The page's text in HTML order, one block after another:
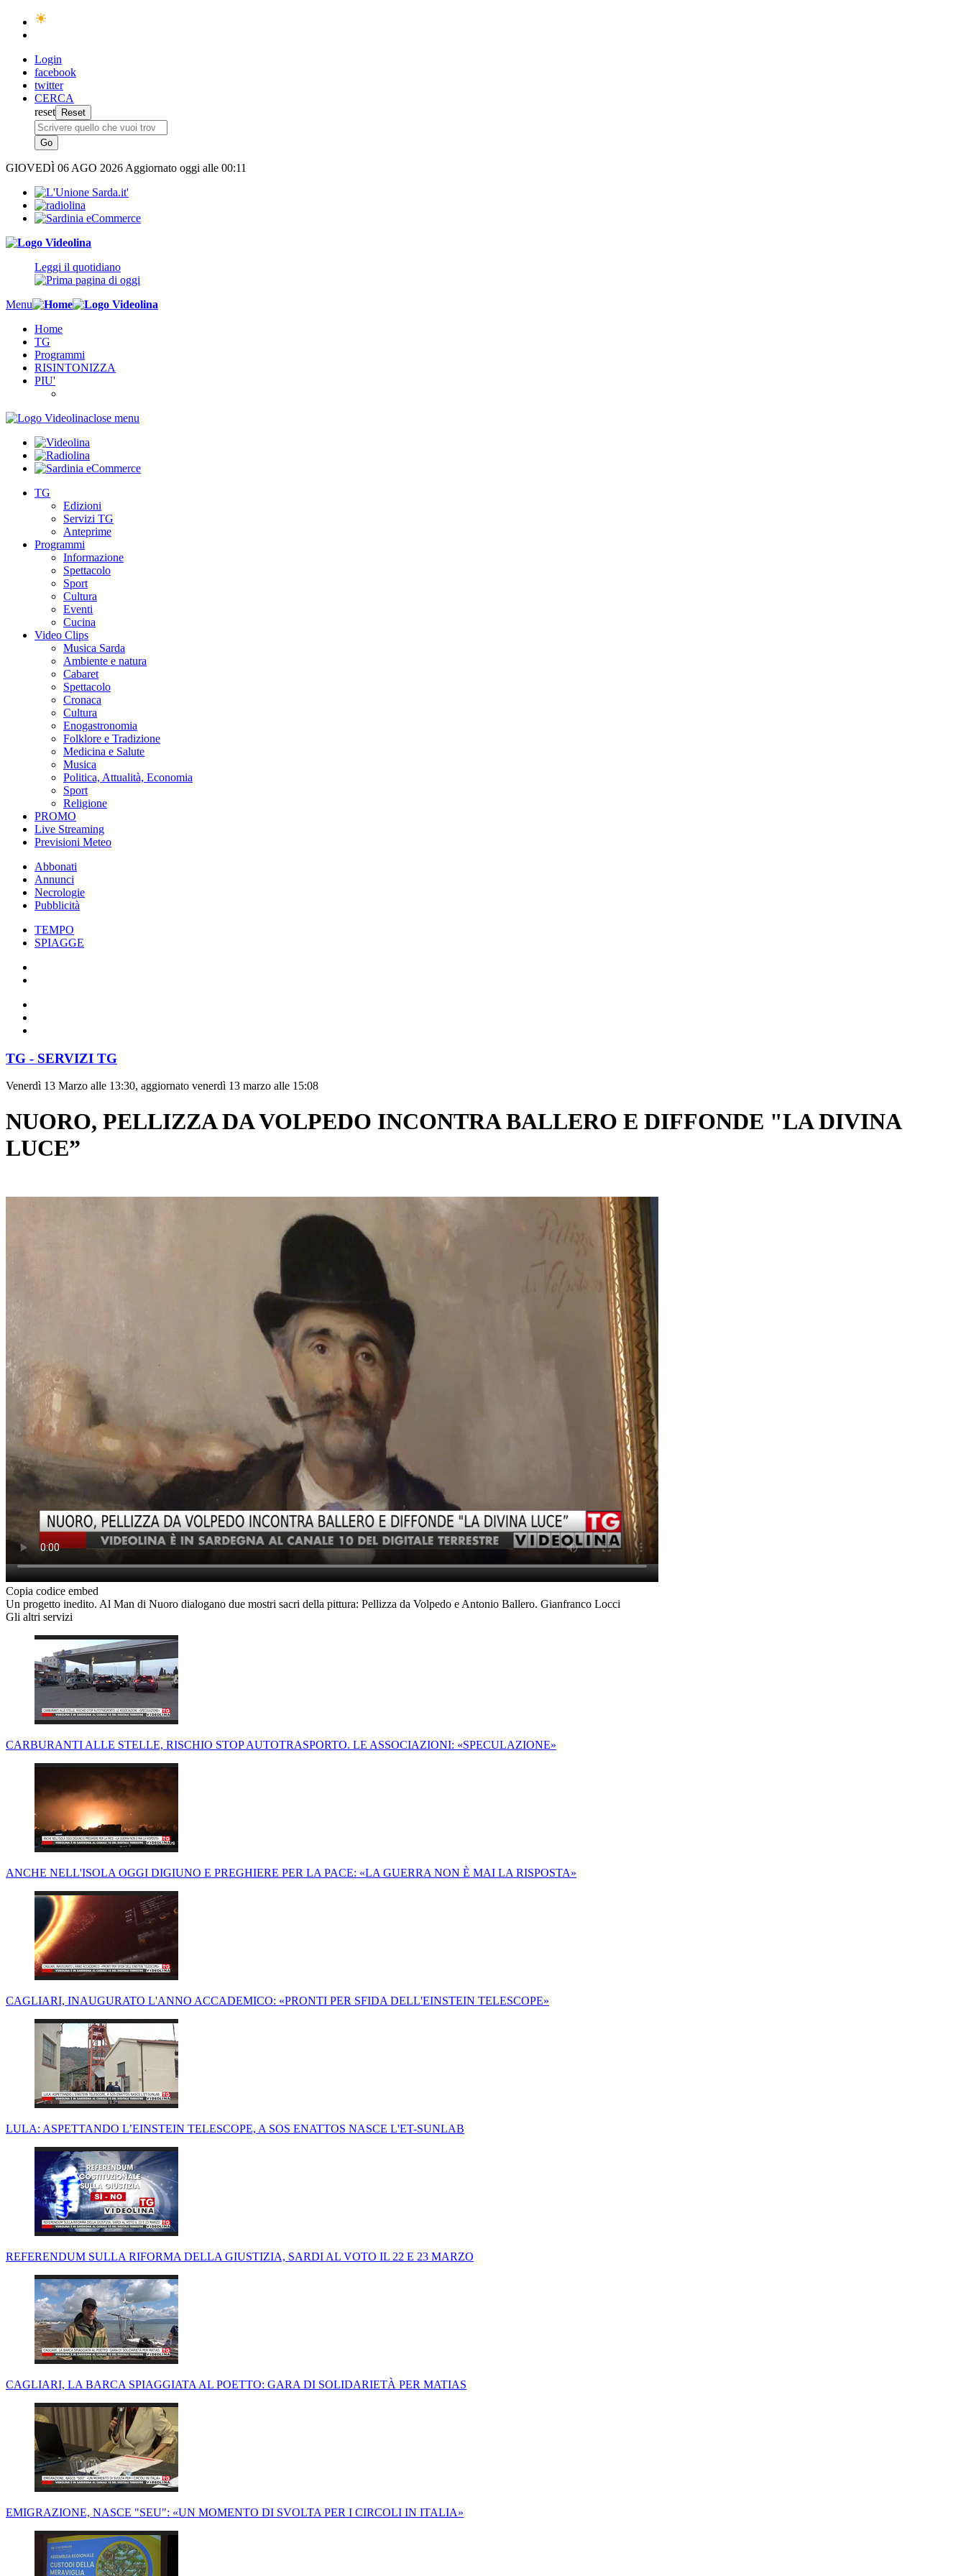
Login
facebook
twitter
CERCA
reset
GIOVEDÌ 06 AGO 2026 Aggiornato oggi alle 00:11
Leggi il quotidiano
Menu
Home
TG
Programmi
RISINTONIZZA
PIU'
close menu
TG
Edizioni
Servizi TG
Anteprime
Programmi
Informazione
Spettacolo
Sport
Cultura
Eventi
Cucina
Video Clips
Musica Sarda
Ambiente e natura
Cabaret
Spettacolo
Cronaca
Cultura
Enogastronomia
Folklore e Tradizione
Medicina e Salute
Musica
Politica, Attualità, Economia
Sport
Religione
PROMO
Live Streaming
Previsioni Meteo
Abbonati
Annunci
Necrologie
Pubblicità
TEMPO
SPIAGGE
TG - SERVIZI TG
Venerdì 13 Marzo alle 13:30, aggiornato venerdì 13 marzo alle 15:08
NUORO, PELLIZZA DA VOLPEDO INCONTRA BALLERO E DIFFONDE "LA DIVINA
LUCE”
Copia codice embed
Un progetto inedito. Al Man di Nuoro dialogano due mostri sacri della pittura: Pellizza da Volpedo e Antonio Ballero. Gianfranco Locci
Gli altri servizi
CARBURANTI ALLE STELLE, RISCHIO STOP AUTOTRASPORTO. LE ASSOCIAZIONI: «SPECULAZIONE»
ANCHE NELL'ISOLA OGGI DIGIUNO E PREGHIERE PER LA PACE: «LA GUERRA NON È MAI LA RISPOSTA»
CAGLIARI, INAUGURATO L'ANNO ACCADEMICO: «PRONTI PER SFIDA DELL'EINSTEIN TELESCOPE»
LULA: ASPETTANDO L’EINSTEIN TELESCOPE, A SOS ENATTOS NASCE L'ET-SUNLAB
REFERENDUM SULLA RIFORMA DELLA GIUSTIZIA, SARDI AL VOTO IL 22 E 23 MARZO
CAGLIARI, LA BARCA SPIAGGIATA AL POETTO: GARA DI SOLIDARIETÀ PER MATIAS
EMIGRAZIONE, NASCE "SEU": «UN MOMENTO DI SVOLTA PER I CIRCOLI IN ITALIA»